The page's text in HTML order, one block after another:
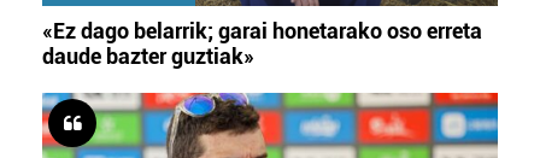
«Ez dago belarrik; garai honetarako oso erreta
daude bazter guztiak»